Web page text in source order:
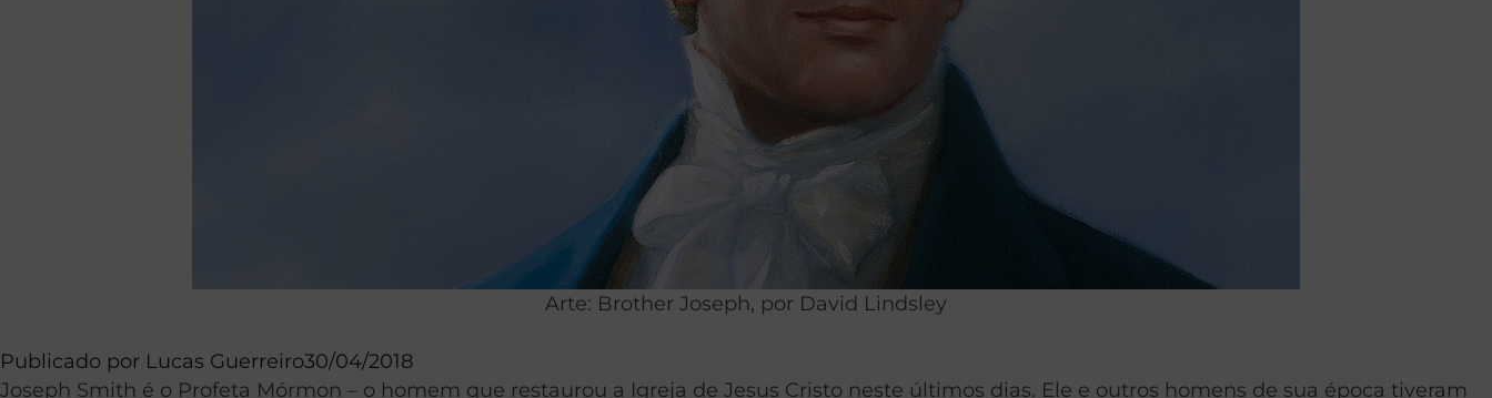
Arte: Brother Joseph, por David Lindsley
Publicado por Lucas Guerreiro30/04/2018
Joseph Smith é o Profeta Mórmon – o homem que restaurou a Igreja de Jesus Cristo neste últimos dias. Ele e outros homens de sua época tiveram